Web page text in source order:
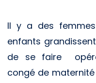
Il y a des
enfants
de se faire
congé de